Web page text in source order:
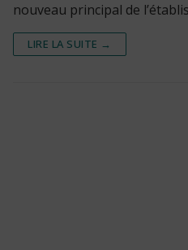
nouveau principal de
LIRE LA SUITE →